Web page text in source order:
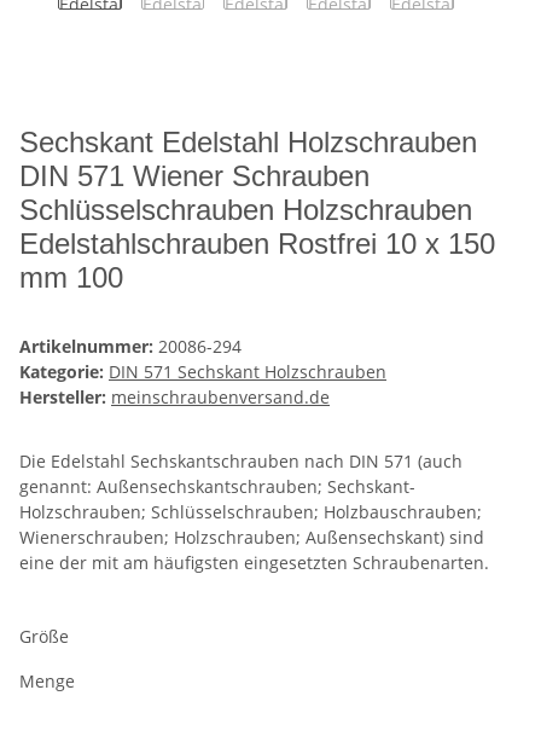
Sechskant Edelstahl Holzschrauben
DIN 571 Wiener Schrauben
Schlüsselschrauben Holzschrauben
Edelstahlschrauben Rostfrei 10 x 150
mm 100
Artikelnummer: 20086-294
Kategorie: DIN 571 Sechskant Holzschrauben
Hersteller: meinschraubenversand.de
Die Edelstahl Sechskantschrauben nach DIN 571 (auch
genannt: Außensechskantschrauben; Sechskant-
Holzschrauben; Schlüsselschrauben; Holzbauschrauben;
Wienerschrauben; Holzschrauben; Außensechskant) sind
eine der mit am häufigsten eingesetzten Schraubenarten.
Größe
Menge